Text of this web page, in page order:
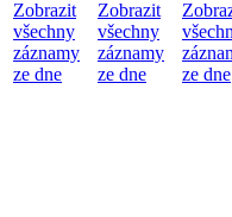
Zobrazit
všechny
záznamy
ze dne
Zobrazit
všechny
záznamy
ze dne
ze dne